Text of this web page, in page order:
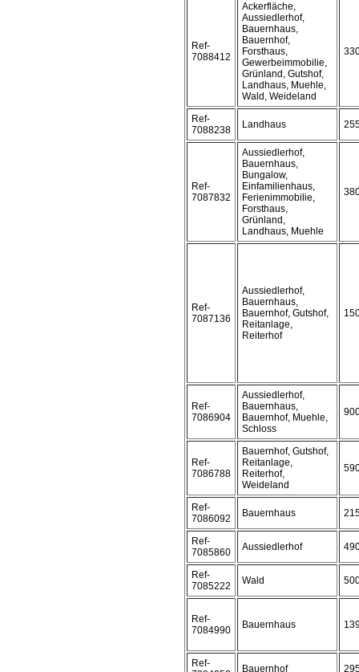
Ref-
7088412
Ackerfläche,
Aussiedlerhof,
Bauernhaus,
Bauernhof,
Forsthaus,
Gewerbeimmobilie,
Grünland, Gutshof,
Landhaus, Muehle,
Wald, Weideland
Ref-
7088238
Landhaus
Ref-
7087832
Aussiedlerhof,
Bauernhaus,
Bungalow,
Einfamilienhaus,
Ferienimmobilie,
Forsthaus,
Grünland,
Landhaus, Muehle
Ref-
7087136
Aussiedlerhof,
Bauernhaus,
Bauernhof, Gutshof,
Reitanlage,
Reiterhof
Ref-
7086904
Aussiedlerhof,
Bauernhaus,
Bauernhof, Muehle,
Schloss
Ref-
7086788
Bauernhof, Gutshof,
Reitanlage,
Reiterhof,
Weideland
Ref-
7086092
Bauernhaus
Ref-
7085860
Aussiedlerhof
Ref-
7085222
Wald
Ref-
7084990
Bauernhaus
Ref-
Bauernhof